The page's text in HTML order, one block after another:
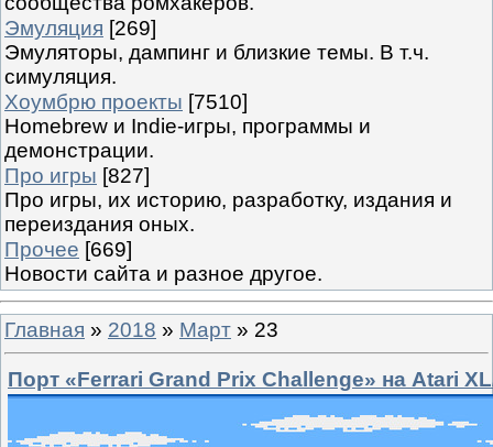
Эмуляция [269]
Эмуляторы, дампинг и близкие темы. В т.ч.
симуляция.
Хоумбрю проекты [7510]
Homebrew и Indie-игры, программы и
демонстрации.
Про игры [827]
Про игры, их историю, разработку, издания и
переиздания оных.
Прочее [669]
Новости сайта и разное другое.
Главная » 2018 » Март » 23
Порт «Ferrari Grand Prix Challenge» на Atari